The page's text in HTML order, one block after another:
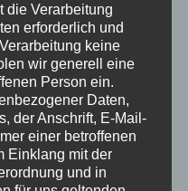
die Verarbeitung
erforderlich und
keine
wir generell eine
Person ein.
Daten,
der Anschrift, E-Mail-
einer betroffenen
Einklang mit der
und in